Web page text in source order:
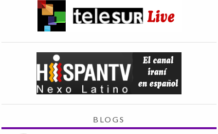
BLOGS